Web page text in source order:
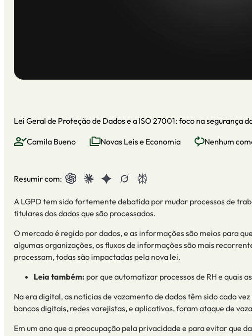
Lei Geral de Proteção de Dados e a ISO 27001: foco na segurança
Camila Bueno Novas Leis e Economia Nenhum
Resumir com:
A LGPD tem sido fortemente debatida por mudar processos de
titulares dos dados que são processados.
O mercado é regido por dados, e as informações são meios para
algumas organizações,os fluxos de informações são mais
processam, todas são impactadas pela nova lei.
Leia também: por que automatizar processos de RH e quais
Na era digital, as notícias de vazamento de dados têm sido cada
bancos digitais, redes varejistas, e aplicativos, foram ataque de
Em um ano que a preocupação pela privacidade e para evitar que